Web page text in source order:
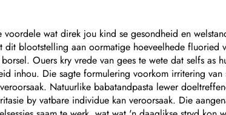
wat direk jou kind se gesondheid en
dit blootstelling aan oormatige hoeveelhede
Ouers kry vrede van gees te wete dat selfs
inhou. Die sagte formulering voorkom irritering
Natuurlike babatandpasta lewer
by vatbare individue kan veroorsaak. Die